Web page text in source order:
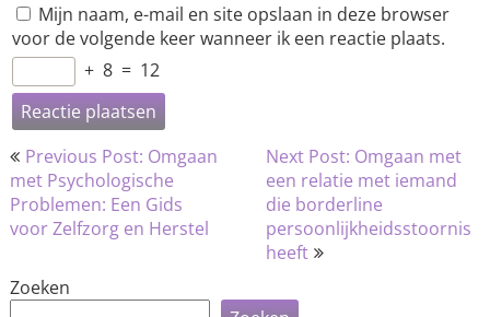
Mijn naam, e-mail en site opslaan in deze browser
voor de volgende keer wanneer ik een reactie plaats.
+ 8 = 12
Bericht
navigatie
Previous Post: Omgaan
met Psychologische
Problemen: Een Gids
voor Zelfzorg en Herstel
Next Post: Omgaan met
een relatie met iemand
die borderline
persoonlijkheidsstoornis
heeft
Zoeken